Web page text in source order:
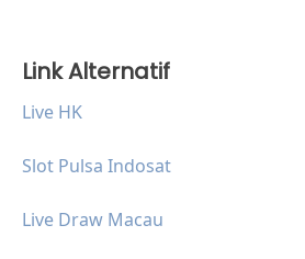
Link Alternatif
Live HK
Slot Pulsa Indosat
Live Draw Macau